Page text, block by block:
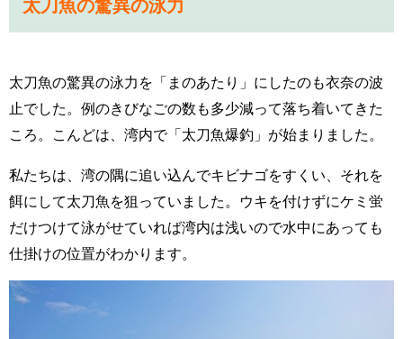
太刀魚の驚異の泳力
太刀魚の驚異の泳力を「まのあたり」にしたのも衣奈の波
止でした。例のきびなごの数も多少減って落ち着いてきた
ころ。こんどは、湾内で「太刀魚爆釣」が始まりました。
私たちは、湾の隅に追い込んでキビナゴをすくい、それを
餌にして太刀魚を狙っていました。ウキを付けずにケミ蛍
だけつけて泳がせていれば湾内は浅いので水中にあっても
仕掛けの位置がわかります。